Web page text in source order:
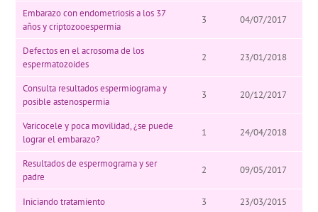
Embarazo con endometriosis a los 37
años y criptozooespermia
3 04/07/2017
Defectos en el acrosoma de los
espermatozoides
2 23/01/2018
Consulta resultados espermiograma y
posible astenospermia
3 20/12/2017
Varicocele y poca movilidad, ¿se puede
lograr el embarazo?
1 24/04/2018
Resultados de espermograma y ser
padre
2 09/05/2017
Iniciando tratamiento 3 23/03/2015